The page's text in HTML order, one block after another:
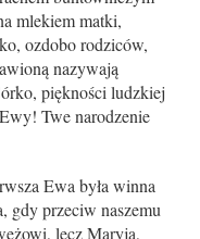
mlekiem matki,
ozdobo rodziców,
nazywają
piękności ludzkiej
Twe narodzenie
Ewa była winna
gdy przeciw naszemu
lecz Maryja,